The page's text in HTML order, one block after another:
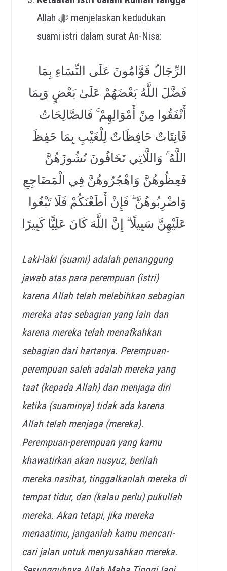
Allah ﷻ menjelaskan kedudukan
suami istri dalam surat An-Nisa:
الرِّجَالُ قَوَّامُونَ عَلَى النِّسَاءِ بِمَا
فَضَّلَ اللَّهُ بَعْضَهُمْ عَلَىٰ بَعْضٍ وَبِمَا
أَنْفَقُوا مِنْ أَمْوَالِهِمْ ۚ فَالصَّالِحَاتُ
قَانِتَاتٌ حَافِظَاتٌ لِلْغَيْبِ بِمَا حَفِظَ
اللَّهُ ۚ وَاللَّاتِي تَخَافُونَ نُشُوزَهُنَّ
فَعِظُوهُنَّ وَاهْجُرُوهُنَّ فِي الْمَضَاجِعِ
وَاضْرِبُوهُنَّ ۖ فَإِنْ أَطَعْنَكُمْ فَلَا تَبْغُوا
عَلَيْهِنَّ سَبِيلًاۗ إِنَّ اللَّهَ كَانَ عَلِيًّا كَبِيرًا
Laki-laki (suami) adalah penanggung
jawab atas para perempuan (istri)
karena Allah telah melebihkan sebagian
mereka atas sebagian yang lain dan
karena mereka telah menafkahkan
sebagian dari hartanya. Perempuan-
perempuan saleh adalah mereka yang
taat (kepada Allah) dan menjaga diri
ketika (suaminya) tidak ada karena
Allah telah menjaga (mereka).
Perempuan-perempuan yang kamu
khawatirkan akan nusyuz, berilah
mereka nasihat, tinggalkanlah mereka di
tempat tidur, dan (kalau perlu) pukullah
mereka. Akan tetapi, jika mereka
menaatimu, janganlah kamu mencari-
cari jalan untuk menyusahkan mereka.